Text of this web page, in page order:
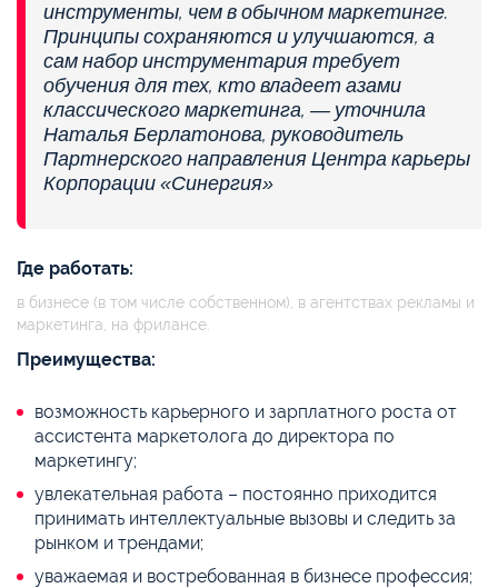
инструменты, чем в обычном маркетинге.
Принципы сохраняются и улучшаются, а
сам набор инструментария требует
обучения для тех, кто владеет азами
классического маркетинга, — уточнила
Наталья Берлатонова, руководитель
Партнерского направления Центра карьеры
Корпорации «Синергия»
Где работать:
в бизнесе (в том числе собственном), в агентствах рекламы и
маркетинга, на фрилансе.
Преимущества:
возможность карьерного и зарплатного роста от
ассистента маркетолога до директора по
маркетингу;
увлекательная работа – постоянно приходится
принимать интеллектуальные вызовы и следить за
рынком и трендами;
уважаемая и востребованная в бизнесе профессия;